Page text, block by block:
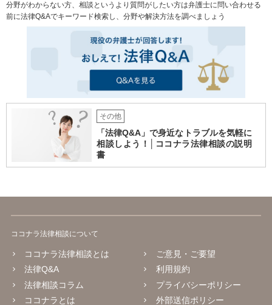
分野がわからない方、相談というより質問がしたい方は弁護士に問い合わせる
前に法律Q&Aでキーワード検索し、分野や解決方法を調べましょう
その他
「法律Q&A」で身近なトラブルを気軽に
相談しよう！│ココナラ法律相談の説明
書
ココナラ法律相談について
ココナラ法律相談とは
法律Q&A
法律相談コラム
ココナラとは
ご意見・ご要望
利用規約
プライバシーポリシー
外部送信ポリシー